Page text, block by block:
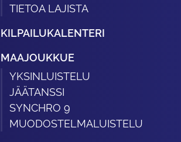
TIETOA LAJISTA
KILPAILUKALENTERI
MAAJOUKKUE
YKSINLUISTELU
JÄÄTANSSI
SYNCHRO 9
MUODOSTELMALUISTELU